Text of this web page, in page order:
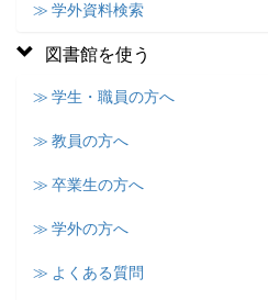
≫ 学外資料検索
図書館を使う
≫ 学生・職員の方へ
≫ 教員の方へ
≫ 卒業生の方へ
≫ 学外の方へ
≫ よくある質問